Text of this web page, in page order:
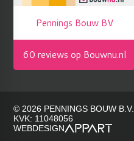
© 2026 PENNINGS BOUW B.V.
KVK: 11048056
WEBDESIGN